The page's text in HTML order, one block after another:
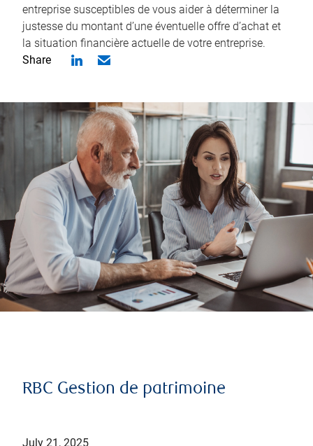
entreprise susceptibles de vous aider à déterminer la
justesse du montant d’une éventuelle offre d’achat et
la situation financière actuelle de votre entreprise.
Share
RBC Gestion de patrimoine
July 21, 2025